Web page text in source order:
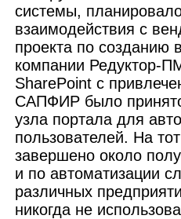
системы,
взаимодействия с
проекта по созданию
компании Редуктор-
SharePoint c
САПФИР было
узла портала для
пользователей. На
завершено около
и по автоматизации
различных
никогда не